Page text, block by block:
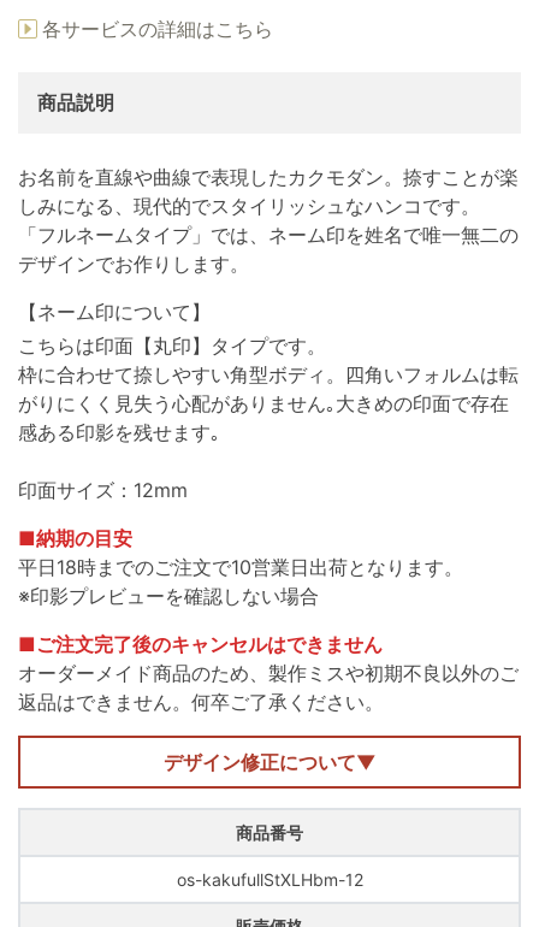
各サービスの詳細はこちら
商品説明
お名前を直線や曲線で表現したカクモダン。捺すことが楽
しみになる、現代的でスタイリッシュなハンコです。
「フルネームタイプ」では、ネーム印を姓名で唯一無二の
デザインでお作りします。
【ネーム印について】
こちらは印面【丸印】タイプです。
枠に合わせて捺しやすい角型ボディ。四角いフォルムは転
がりにくく見失う心配がありません｡大きめの印面で存在
感ある印影を残せます｡
印面サイズ：12mm
■納期の目安
平日18時までのご注文で10営業日出荷となります。
※印影プレビューを確認しない場合
■ご注文完了後のキャンセルはできません
オーダーメイド商品のため、製作ミスや初期不良以外のご
返品はできません。何卒ご了承ください。
デザイン修正について▼
商品番号
os-kakufullStXLHbm-12